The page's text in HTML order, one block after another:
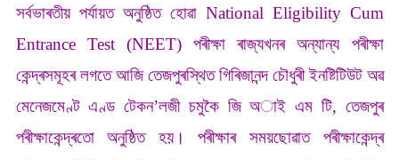
সৰ্বভাৰতীয় পৰ্যায়ত অনুষ্ঠিত হোৱা National Eligibility Cum
Entrance Test (NEET) পৰীক্ষা ৰাজ্যখনৰ অন্যান্য পৰীক্ষা
কেন্দ্ৰসমূহৰ লগতে আজি তেজপুৰস্থিত গিৰিজানন্দ চৌধুৰী ইনষ্টিটিউট অৱ
মেনেজমেণ্ট এণ্ড টেকন’লজী চমুকৈ জি অাই এম টি, তেজপুৰ
পৰীক্ষাকেন্দ্ৰতো অনুষ্ঠিত হয়। পৰীক্ষাৰ সময়ছোৱাত পৰীক্ষাকেন্দ্ৰ